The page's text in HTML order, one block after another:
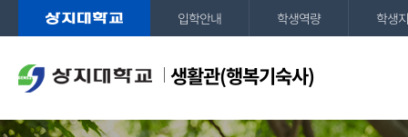
생활관(행복기숙사)
입학안내 학생역량 학생